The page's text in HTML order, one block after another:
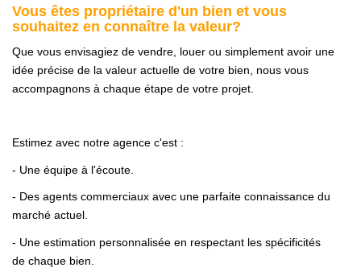
Nos Services Syndic
Extranet
CONTACT
Vous êtes propriétaire d'un bien et vous
souhaitez en connaître la valeur?
Que vous envisagiez de vendre, louer ou simplement avoir une
idée précise de la valeur actuelle de votre bien, nous vous
accompagnons à chaque étape de votre projet.
Estimez avec notre agence c'est :
- Une équipe à l'écoute.
- Des agents commerciaux avec une parfaite connaissance du
marché actuel.
- Une estimation personnalisée en respectant les spécificités
de chaque bien.